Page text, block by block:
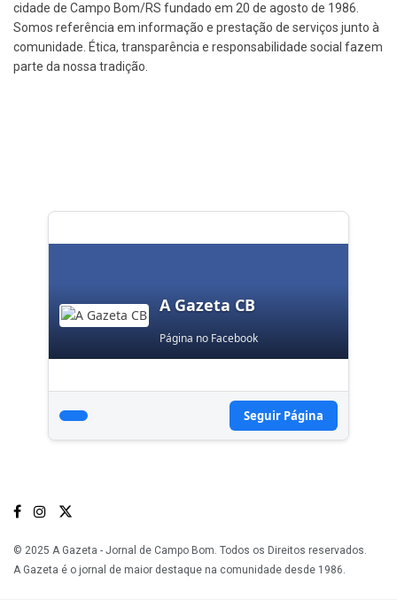
cidade de Campo Bom/RS fundado em 20 de agosto de 1986.
Somos referência em informação e prestação de serviços junto à
comunidade. Ética, transparência e responsabilidade social fazem
parte da nossa tradição.
A Gazeta CB
Página no Facebook
Seguir Página
© 2025 A Gazeta - Jornal de Campo Bom. Todos os Direitos reservados.
A Gazeta é o jornal de maior destaque na comunidade desde 1986.